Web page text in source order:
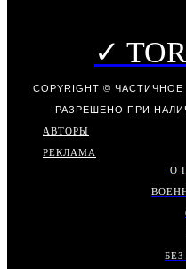
✓
COPYRIGHT ©
РАЗРЕШЕНО ПРИ
АВТОРЫ
РЕКЛАМА
О